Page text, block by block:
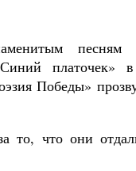
платочек»
Победы»
то, что они